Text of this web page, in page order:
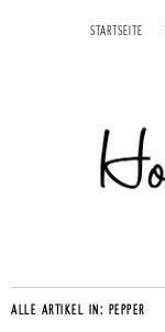
STARTSEITE
ALLE ARTIKEL IN: PEPPER